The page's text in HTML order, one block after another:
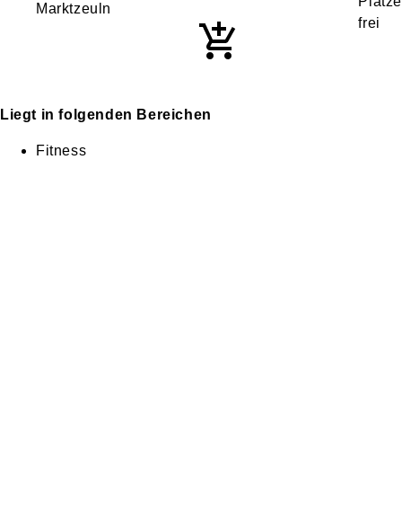
Marktzeuln
Liegt in folgenden Bereichen
Fitness